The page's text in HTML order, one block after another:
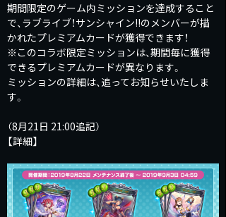
期間限定のゲーム内ミッションを達成すること
で、ラブライブ！サンシャイン!!のメンバーが描
かれたプレミアムカードが獲得できます！
※このコラボ限定ミッションは、期間毎に獲得
できるプレミアムカードが異なります。
ミッションの詳細は、追ってお知らせいたしま
す。
（8月21日 21:00追記）
【詳細】